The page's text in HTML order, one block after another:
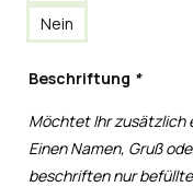
Nein
Beschriftung *
Möchtet Ihr zusätzlich
Einen Namen, Gruß
beschriften nur